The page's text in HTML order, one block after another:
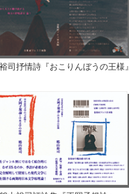
司抒情詩『おこりんぼうの王様』